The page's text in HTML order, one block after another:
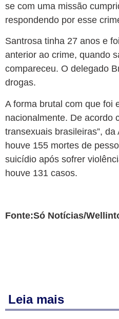
se com uma missão
respondendo por esse
Santrosa tinha 27 anos e
anterior ao crime, quando
compareceu. O delegado
drogas.
A forma brutal com que foi
nacionalmente. De acordo
transexuais brasileiras”,
houve 155 mortes de
suicídio após sofrer
houve 131 casos.
Fonte:Só Notícias/
Leia mais